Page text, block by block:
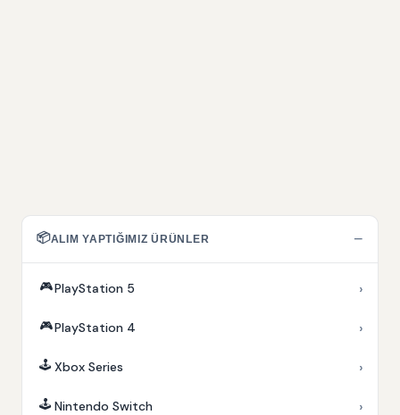
📦ALIM YAPTIĞIMIZ ÜRÜNLER −
🎮PlayStation 5 ›
🎮PlayStation 4 ›
🕹️ Xbox Series ›
🕹️ Nintendo Switch ›